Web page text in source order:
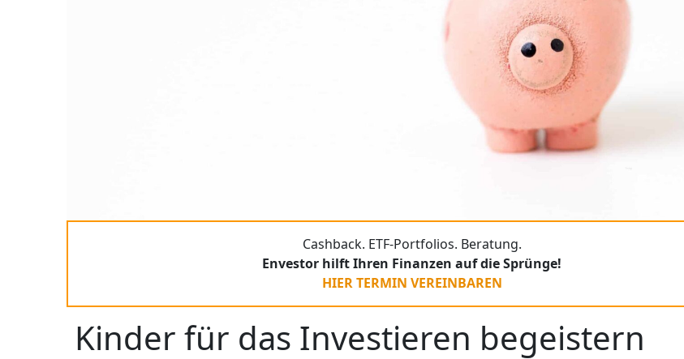
Cashback. ETF-Portfolios. Beratung.
Envestor hilft Ihren Finanzen auf die Sprünge!
HIER TERMIN VEREINBAREN
Kinder für das Investieren begeistern